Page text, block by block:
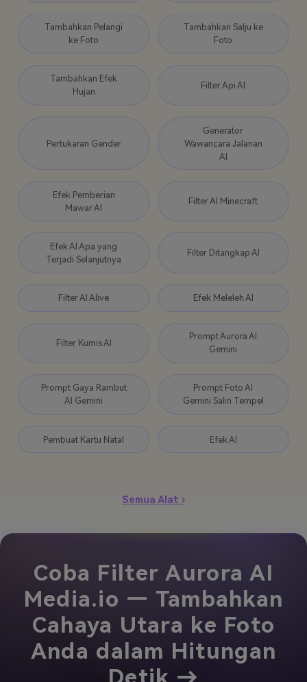
Tambahkan Pelangi
ke Foto
Tambahkan Salju ke
Foto
Tambahkan Efek
Hujan
Filter Api AI
Pertukaran Gender
Generator
Wawancara Jalanan
AI
Efek Pemberian
Mawar AI
Filter AI Minecraft
Efek AI Apa yang
Terjadi Selanjutnya
Filter Ditangkap AI
Filter AI Alive Efek Meleleh AI
Filter Kumis AI
Prompt Aurora AI
Gemini
Prompt Gaya Rambut
AI Gemini
Prompt Foto AI
Gemini Salin Tempel
Pembuat Kartu Natal Efek AI
Semua Alat ›
Coba Filter Aurora AI
Media.io — Tambahkan
Cahaya Utara ke Foto
Anda dalam Hitungan